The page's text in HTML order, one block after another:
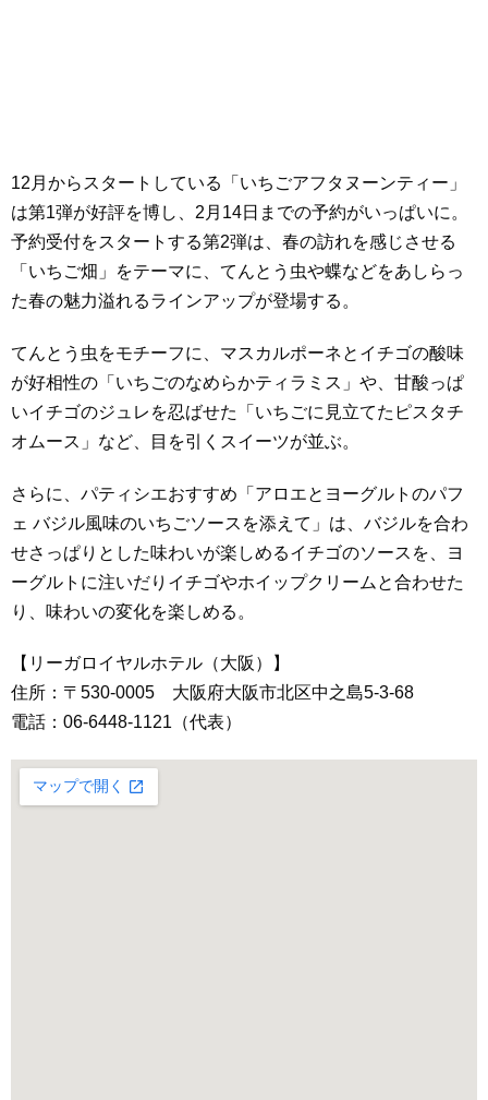
12月からスタートしている「いちごアフタヌーンティー」
は第1弾が好評を博し、2月14日までの予約がいっぱいに。
予約受付をスタートする第2弾は、春の訪れを感じさせる
「いちご畑」をテーマに、てんとう虫や蝶などをあしらっ
た春の魅力溢れるラインアップが登場する。
てんとう虫をモチーフに、マスカルポーネとイチゴの酸味
が好相性の「いちごのなめらかティラミス」や、甘酸っぱ
いイチゴのジュレを忍ばせた「いちごに見立てたピスタチ
オムース」など、目を引くスイーツが並ぶ。
さらに、パティシエおすすめ「アロエとヨーグルトのパフ
ェ バジル風味のいちごソースを添えて」は、バジルを合わ
せさっぱりとした味わいが楽しめるイチゴのソースを、ヨ
ーグルトに注いだりイチゴやホイップクリームと合わせた
り、味わいの変化を楽しめる。
【リーガロイヤルホテル（大阪）】
住所：〒530-0005 大阪府大阪市北区中之島5-3-68
電話：06-6448-1121（代表）